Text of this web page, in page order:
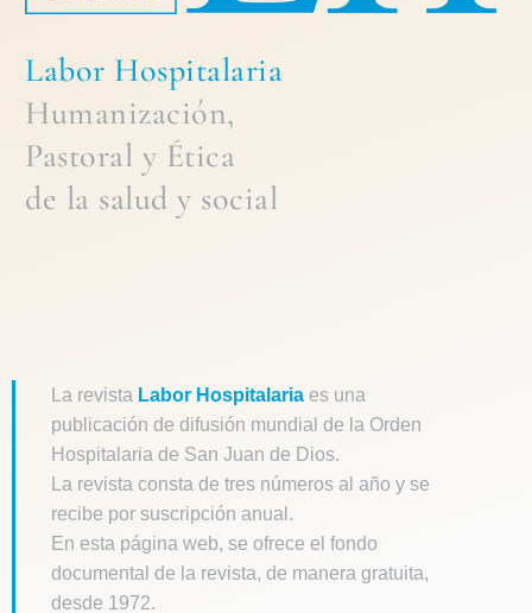
Labor Hospitalaria
Humanización,
Pastoral y Ética
de la salud y social
La revista Labor Hospitalaria es una
publicación de difusión mundial de la Orden
Hospitalaria de San Juan de Dios.
La revista consta de tres números al año y se
recibe por suscripción anual.
En esta página web, se ofrece el fondo
documental de la revista, de manera gratuita,
desde 1972.